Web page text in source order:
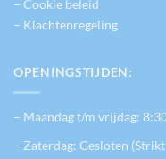
– Cookie beleid
– Klachtenregeling
OPENINGSTIJDEN:
– Maandag t/m vrijdag:
– Zaterdag: Gesloten